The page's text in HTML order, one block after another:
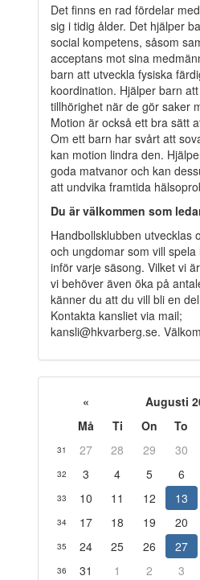
Det finns en rad fördelar
sig i tidig ålder. Det hjälper
social kompetens, såsom
acceptans mot sina
barn att utveckla fysiska
koordination. Hjälper barn
tillhörighet när de gör saker
Motion är också ett bra sätt
Om ett barn har svårt att
kan motion lindra den.
goda matvanor och kan
att undvika framtida
Du är välkommen som
Handbollsklubben utvecklas
och ungdomar som vill
inför varje säsong. Vilket vi
vi behöver även öka på
känner du att du vill bli en
Kontakta kansliet via mail;
kansli@hkvarberg.se.
« Augusti
Må
Ti On To
31 27 28 29 30
32 3 4 5 6
33 10 11 12 13
34 17 18 19 20
35 24 25 26 27
36 31 1 2 3